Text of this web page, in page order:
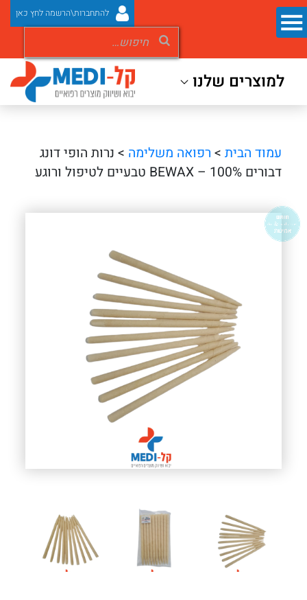
להתחברות\הרשמה לחץ כאן
למוצרים שלנו
עמוד הבית > רפואה משלימה > נרות הופי דונג
דבורים BEWAX – 100% טבעיים לטיפול ורוגע